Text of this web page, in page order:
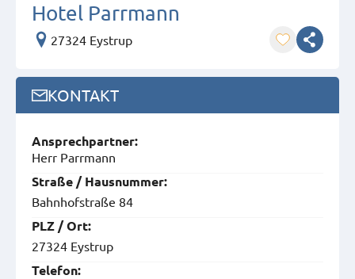
Hotel Parrmann
27324 Eystrup
KONTAKT
Ansprech­partner:
Herr Parrmann
Straße / Hausnummer:
Bahnhofstraße 84
PLZ / Ort:
27324 Eystrup
Telefon: